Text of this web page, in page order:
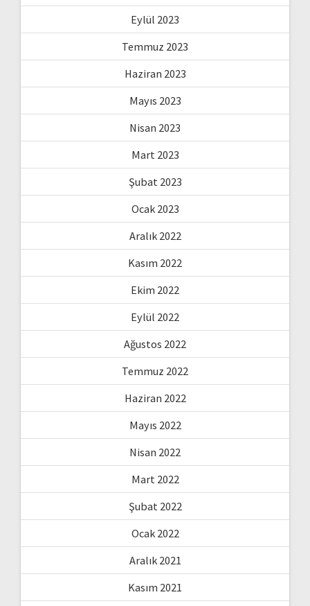
Eylül 2023
Temmuz 2023
Haziran 2023
Mayıs 2023
Nisan 2023
Mart 2023
Şubat 2023
Ocak 2023
Aralık 2022
Kasım 2022
Ekim 2022
Eylül 2022
Ağustos 2022
Temmuz 2022
Haziran 2022
Mayıs 2022
Nisan 2022
Mart 2022
Şubat 2022
Ocak 2022
Aralık 2021
Kasım 2021